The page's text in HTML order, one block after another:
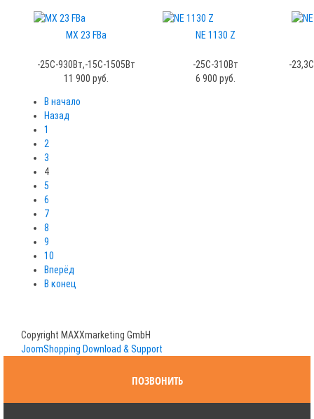
MX 23 FBa
-25C-930Вт,-15С-1505Вт
11 900 руб.
NE 1130 Z
-25C-310Вт
6 900 руб.
-
В начало
Назад
1
2
3
4
5
6
7
8
9
10
Вперёд
В конец
Copyright MAXXmarketing GmbH
JoomShopping Download & Support
ПОЗВОНИТЬ